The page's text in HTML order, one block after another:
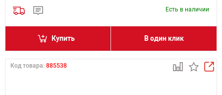
Есть в наличии
Купить В один клик
Код товара: 885538